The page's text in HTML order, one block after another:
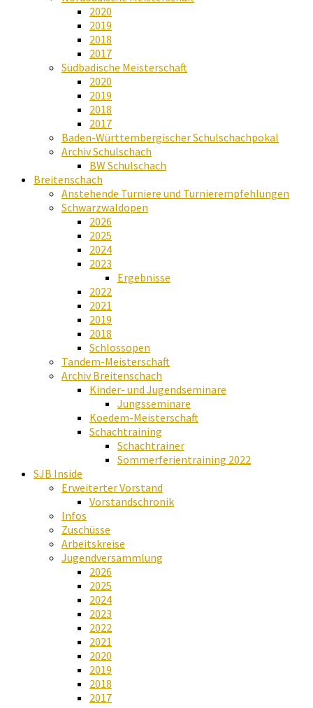
2020
2019
2018
2017
Südbadische Meisterschaft
2020
2019
2018
2017
Baden-Württembergischer Schulschachpokal
Archiv Schulschach
BW Schulschach
Breitenschach
Anstehende Turniere und Turnierempfehlungen
Schwarzwaldopen
2026
2025
2024
2023
Ergebnisse
2022
2021
2019
2018
Schlossopen
Tandem-Meisterschaft
Archiv Breitenschach
Kinder- und Jugendseminare
Jungsseminare
Koedem-Meisterschaft
Schachtraining
Schachtrainer
Sommerferientraining 2022
SJB Inside
Erweiterter Vorstand
Vorstandschronik
Infos
Zuschüsse
Arbeitskreise
Jugendversammlung
2026
2025
2024
2023
2022
2021
2020
2019
2018
2017